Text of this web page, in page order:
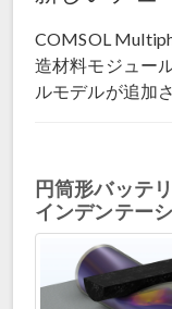
COMSOL
造材料モジュー
ルモデルが追加
円筒形バッテ
インデンテー